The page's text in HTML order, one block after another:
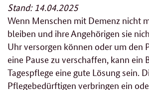
Stand: 14.04.2025
Wenn Menschen mit Demenz nicht
bleiben und ihre Angehörigen sie
Uhr versorgen können oder um den
eine Pause zu verschaffen, kann ein
Tagespflege eine gute Lösung sein.
Pflegebedürftigen verbringen ein